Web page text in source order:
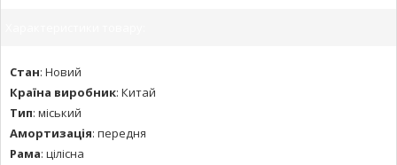
Стан: Новий
Країна виробник: Китай
Тип: міський
Амортизація: передня
Рама: цілісна